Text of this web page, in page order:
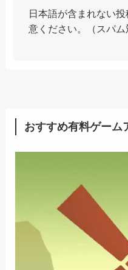
日本語が含まれない
意ください。（スパム
おすすめ有料ゲーム